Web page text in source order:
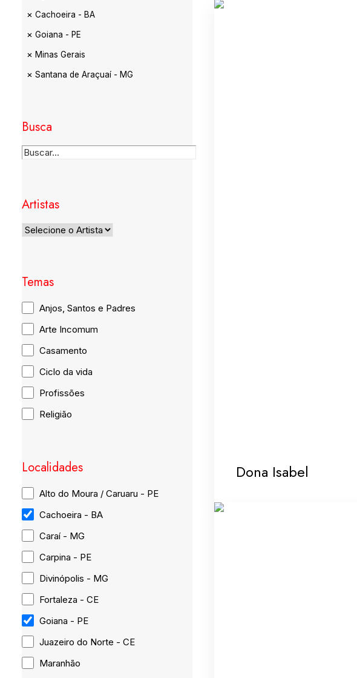
Cachoeira - BA
Goiana - PE
Minas Gerais
Santana de Araçuaí - MG
Busca
Artistas
Temas
Anjos, Santos e Padres
Arte Incomum
Casamento
Ciclo da vida
Profissões
Religião
Localidades
Alto do Moura / Caruaru - PE
Cachoeira - BA
Caraí - MG
Carpina - PE
Divinópolis - MG
Fortaleza - CE
Goiana - PE
Juazeiro do Norte - CE
Maranhão
Dona Isabel